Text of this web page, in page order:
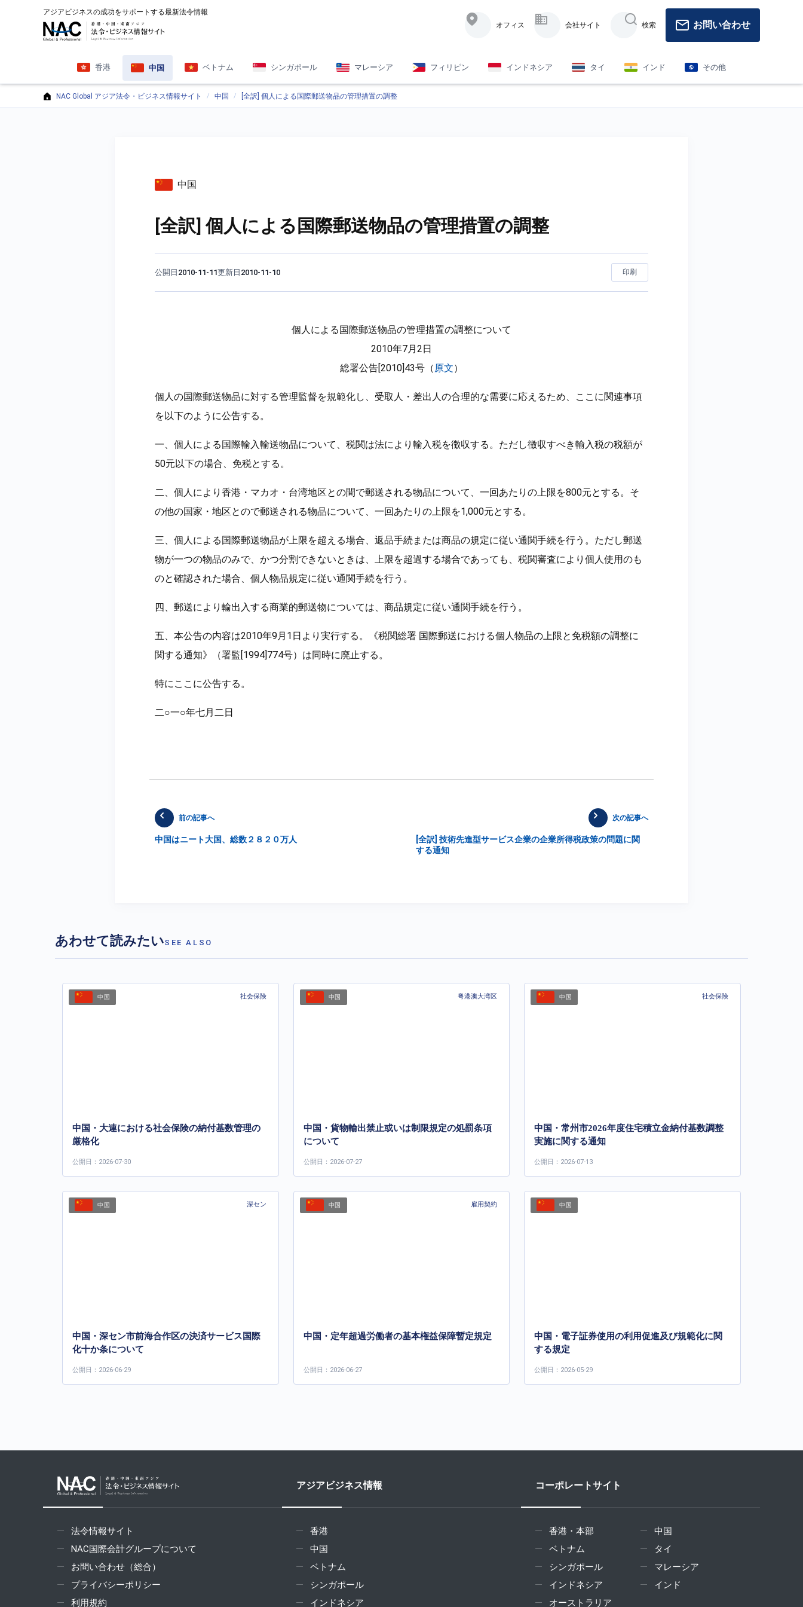
アジアビジネスの成功をサポートする最新法令情報
オフィス
会社サイト 検索 お問い合わせ
香港 中国 ベトナム シンガポール マレーシア フィリピン インドネシア タイ インド その他
NAC Global アジア法令・ビジネス情報サイト 中国 [全訳] 個人による国際郵送物品の管理措置の調整
中国
[全訳] 個人による国際郵送物品の管理措置の調整
公開日 2010-11-11更新日 2010-11-10 印刷
個人による国際郵送物品の管理措置の調整について
2010年7月2日
総署公告[2010]43号（原文）
個人の国際郵送物品に対する管理監督を規範化し、受取人・差出人の合理的な需要に応えるため、ここに関連事項
を以下のように公告する。
一、個人による国際輸入輸送物品について、税関は法により輸入税を徴収する。ただし徴収すべき輸入税の税額が
50元以下の場合、免税とする。
二、個人により香港・マカオ・台湾地区との間で郵送される物品について、一回あたりの上限を800元とする。そ
の他の国家・地区とので郵送される物品について、一回あたりの上限を1,000元とする。
三、個人による国際郵送物品が上限を超える場合、返品手続または商品の規定に従い通関手続を行う。ただし郵送
物が一つの物品のみで、かつ分割できないときは、上限を超過する場合であっても、税関審査により個人使用のも
のと確認された場合、個人物品規定に従い通関手続を行う。
四、郵送により輸出入する商業的郵送物については、商品規定に従い通関手続を行う。
五、本公告の内容は2010年9月1日より実行する。《税関総署 国際郵送における個人物品の上限と免税額の調整に
関する通知》（署監[1994]774号）は同時に廃止する。
特にここに公告する。
二○一○年七月二日
次の記事へ
[全訳] 技術先進型サービス企業の企業所得税政策の問題に関
する通知
前の記事へ
中国はニート大国、総数２８２０万人
あわせて読みたいSEE ALSO
中国 社会保険
中国・大連における社会保険の納付基数管理の
厳格化
公開日：2026-07-30
中国 粤港澳大湾区
中国・貨物輸出禁止或いは制限規定の処罰条項
について
公開日：2026-07-27
中国 社会保険
中国・常州市2026年度住宅積立金納付基数調整
実施に関する通知
公開日：2026-07-13
中国 深セン
中国・深セン市前海合作区の決済サービス国際
化十か条について
公開日：2026-06-29
中国 雇用契約
中国・定年超過労働者の基本権益保障暫定規定
公開日：2026-06-27
中国
中国・電子証券使用の利用促進及び規範化に関
する規定
公開日：2026-05-29
法令情報サイト
NAC国際会計グループについて
お問い合わせ（総合）
プライバシーポリシー
利用規約
アジアビジネス情報
香港
中国
ベトナム
シンガポール
インドネシア
コーポレートサイト
香港・本部
中国
ベトナム
タイ
シンガポール
マレーシア
インドネシア
インド
オーストラリア